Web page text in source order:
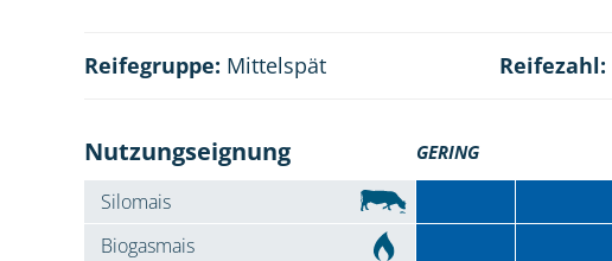
Reifegruppe: Mittelspät Reifezahl:
Nutzungseignung GERING
Silomais
Biogasmais